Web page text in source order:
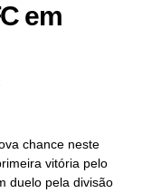
em
chance neste
vitória pelo
duelo pela divisão